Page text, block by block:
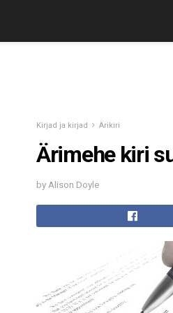
Kirjad ja kirjad Ärikiri
Ärimehe kiri
by Alison Doyle